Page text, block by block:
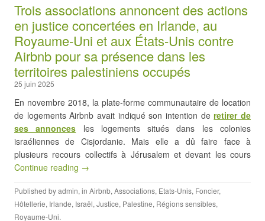
Trois associations annoncent des actions
en justice concertées en Irlande, au
Royaume-Uni et aux États-Unis contre
Airbnb pour sa présence dans les
territoires palestiniens occupés
25 juin 2025
En novembre 2018, la plate-forme communautaire de location
de logements Airbnb avait indiqué son intention deretirer de
ses annonces les logements situés dans les colonies
israéliennes de Cisjordanie. Mais elle a dû faire face à
plusieurs recours collectifs à Jérusalem et devant les cours
Continue reading →
Published byadmin, in Airbnb, Associations, Etats-Unis, Foncier,
Hôtellerie, Irlande, Israël, Justice, Palestine, Régions sensibles,
Royaume-Uni.